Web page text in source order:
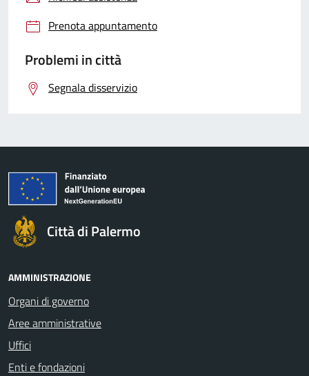
Prenota appuntamento
Problemi in città
Segnala disservizio
Città di Palermo
AMMINISTRAZIONE
Organi di governo
Aree amministrative
Uffici
Enti e fondazioni